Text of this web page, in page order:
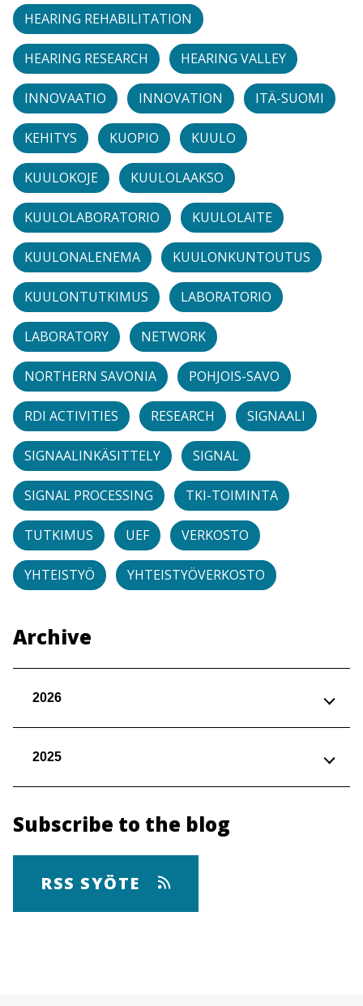
HEARING REHABILITATION
HEARING RESEARCH HEARING VALLEY
INNOVAATIO INNOVATION ITÄ-SUOMI
KEHITYS KUOPIO KUULO
KUULOKOJE KUULOLAAKSO
KUULOLABORATORIO KUULOLAITE
KUULONALENEMA KUULONKUNTOUTUS
KUULONTUTKIMUS LABORATORIO
LABORATORY NETWORK
NORTHERN SAVONIA POHJOIS-SAVO
RDI ACTIVITIES RESEARCH SIGNAALI
SIGNAALINKÄSITTELY SIGNAL
SIGNAL PROCESSING TKI-TOIMINTA
TUTKIMUS UEF VERKOSTO
YHTEISTYÖ YHTEISTYÖVERKOSTO
Archive
2026
2025
Subscribe to the blog
RSS SYÖTE